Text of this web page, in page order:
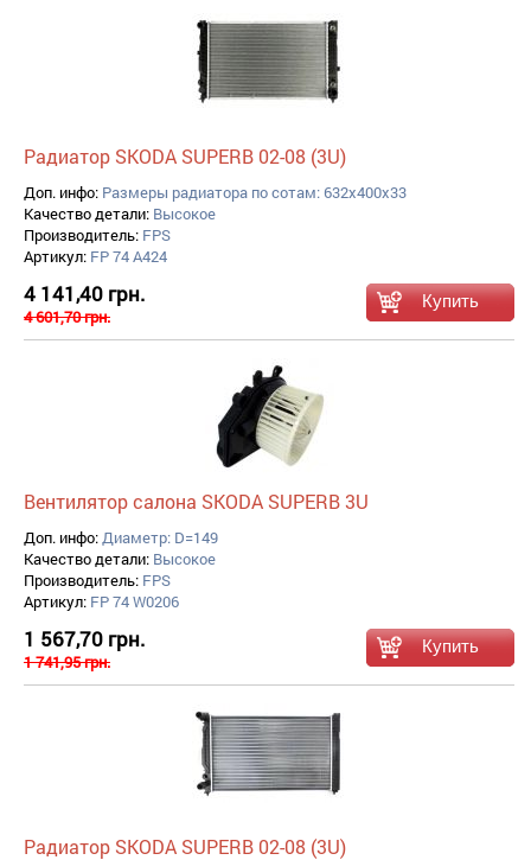
Радиатор SKODA SUPERB 02-08 (3U)
Доп. инфо: Размеры радиатора по сотам: 632x400x33
Качество детали: Высокое
Производитель: FPS
Артикул: FP 74 A424
4 141,40 грн.
4 601,70 грн.
Вентилятор салона SKODA SUPERB 3U
Доп. инфо:Диаметр: D=149
Качество детали: Высокое
Производитель: FPS
Артикул: FP 74 W0206
1 567,70 грн.
1 741,95 грн.
Радиатор SKODA SUPERB 02-08 (3U)